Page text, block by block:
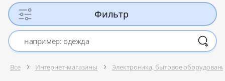
Фильтр
Все Интернет-магазины Электроника, бытовое